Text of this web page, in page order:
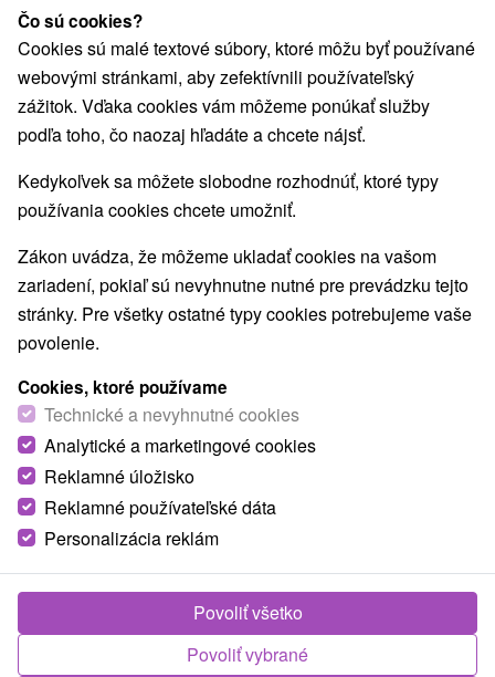
Wellness pobyty
Romantické pobyty(8) Seniorské pobyty(11)
Rodinné pobyty(23)
Vyberte lokalitu alebo termín
Najpredávanejšie
1.
All Inclusive wellness pobyt: Neobmedzený
relax, strava, nápoje a bazény
Hotel Hviezda★★★Dudince
Od 2 Nocí
All Inclusive
Pobyt s neobmedzeným vstupom do bazénového a
saunového sveta. Plná penzia a vybrané nápoje v
Čo sú cookies?
Cookies sú malé textové súbory, ktoré môžu byť používané
webovými stránkami, aby zefektívnili používateľský
zážitok. Vďaka cookies vám môžeme ponúkať služby
podľa toho, čo naozaj hľadáte a chcete nájsť.
Kedykoľvek sa môžete slobodne rozhodnúť, ktoré typy
používania cookies chcete umožniť.
Zákon uvádza, že môžeme ukladať cookies na vašom
zariadení, pokiaľ sú nevyhnutne nutné pre prevádzku tejto
stránky. Pre všetky ostatné typy cookies potrebujeme vaše
povolenie.
Cookies, ktoré používame
Technické a nevyhnutné cookies
Analytické a marketingové cookies
Reklamné úložisko
Reklamné používateľské dáta
Personalizácia reklám
Povoliť vybrané
Povoliť všetko